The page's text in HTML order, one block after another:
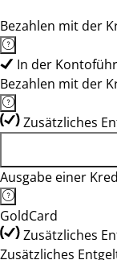
Bezahlen mit der
In der
Bezahlen mit der
Zusätzliches
Ausgabe einer
GoldCard
Zusätzliches
Zusätzliches